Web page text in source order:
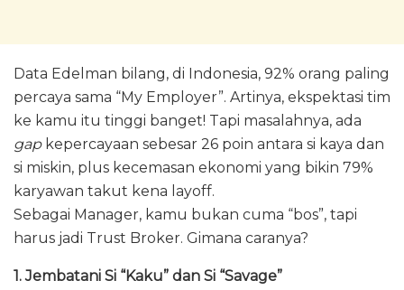
Data Edelman bilang, di Indonesia, 92% orang paling
percaya sama “My Employer”. Artinya, ekspektasi tim
ke kamu itu tinggi banget! Tapi masalahnya, ada
gapkepercayaan sebesar 26 poin antara si kaya dan
si miskin, plus kecemasan ekonomi yang bikin 79%
karyawan takut kena layoff.
Sebagai Manager, kamu bukan cuma “bos”, tapi
harus jadi Trust Broker. Gimana caranya?
1. Jembatani Si “Kaku” dan Si “Savage”